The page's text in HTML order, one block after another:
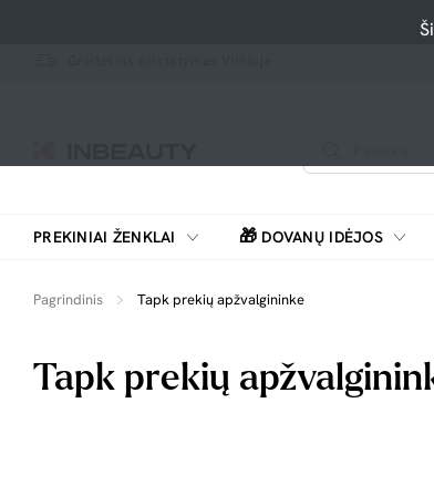
PREKINIAI ŽENKLAI 🎁 DOVANŲ IDĖJOS
Pagrindinis Tapk prekių apžvalgininke
Tapk prekių